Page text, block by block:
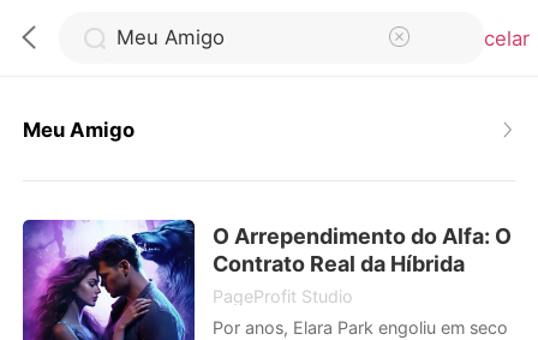
Cancelar
Loja
Histórico
Meu Amigo
O Arrependimento do Alfa: O
Contrato Real da Híbrida
PageProfit Studio
Por anos, Elara Park engoliu em seco